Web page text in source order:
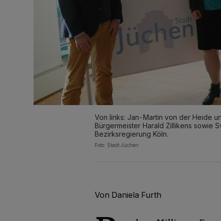
Von links: Jan-Martin von der Heide
Bürgermeister Harald Zillikens sowie
Bezirksregierung Köln.
Foto: Stadt Jüchen
Von Daniela Furth